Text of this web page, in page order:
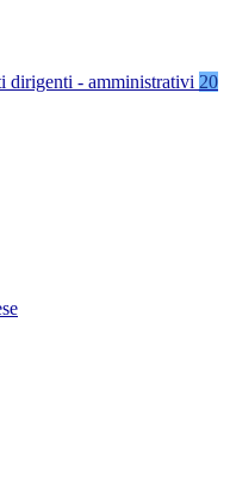
dirigenti - amministrativi 20